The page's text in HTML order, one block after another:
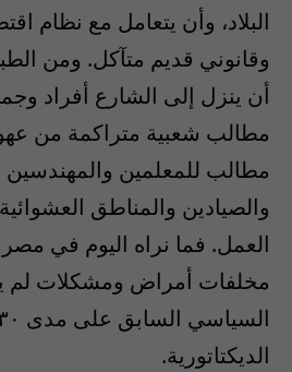
البلاد، وأن يتعامل مع نظام
وقانوني قديم متآكل. ومن
أن ينزل إلى الشارع أفراد
مطالب شعبية متراكمة من
مطالب للمعلمين والمهندسين
والصيادين والمناطق
العمل. فما نراه اليوم في مصر
مخلفات أمراض ومشكلات لم
الديكتاتورية.